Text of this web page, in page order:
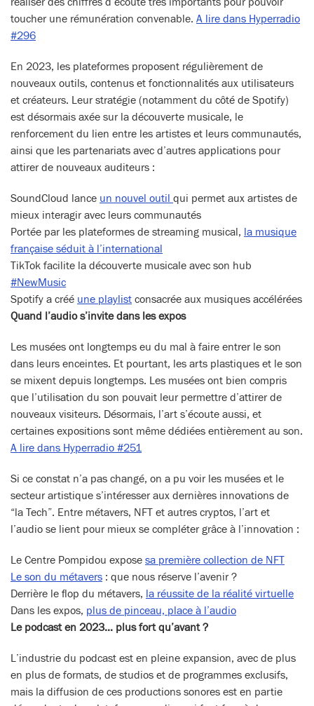
toucher une rémunération convenable. A lire dans Hyperradio
#296
En 2023, les plateformes proposent régulièrement de
nouveaux outils, contenus et fonctionnalités aux utilisateurs
et créateurs. Leur stratégie (notamment du côté de Spotify)
est désormais axée sur la découverte musicale, le
renforcement du lien entre les artistes et leurs communautés,
ainsi que les partenariats avec d’autres applications pour
attirer de nouveaux auditeurs :
SoundCloud lance un nouvel outil qui permet aux artistes de
mieux interagir avec leurs communautés
Portée par les plateformes de streaming musical, la musique
française séduit à l’international
TikTok facilite la découverte musicale avec son hub
#NewMusic
Spotify a créé une playlist consacrée aux musiques accélérées
Quand l’audio s’invite dans les expos
Les musées ont longtemps eu du mal à faire entrer le son
dans leurs enceintes. Et pourtant, les arts plastiques et le son
se mixent depuis longtemps. Les musées ont bien compris
que l’utilisation du son pouvait leur permettre d’attirer de
nouveaux visiteurs. Désormais, l’art s’écoute aussi, et
certaines expositions sont même dédiées entièrement au son.
A lire dans Hyperradio #251
Si ce constat n’a pas changé, on a pu voir les musées et le
secteur artistique s’intéresser aux dernières innovations de
“la Tech”. Entre métavers, NFT et autres cryptos, l’art et
l’audio se lient pour mieux se compléter grâce à l’innovation :
Le Centre Pompidou expose sa première collection de NFT
Le son du métavers : que nous réserve l’avenir ?
Derrière le flop du métavers, la réussite de la réalité virtuelle
Dans les expos, plus de pinceau, place à l’audio
Le podcast en 2023… plus fort qu’avant ?
L’industrie du podcast est en pleine expansion, avec de plus
en plus de formats, de studios et de programmes exclusifs,
mais la diffusion de ces productions sonores est en partie